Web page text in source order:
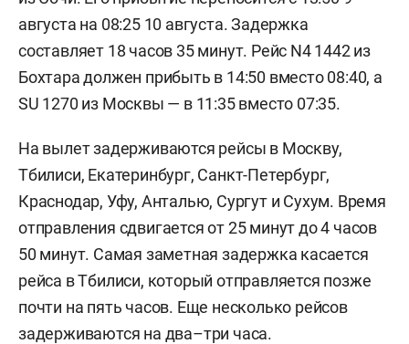
августа на 08:25 10 августа. Задержка
составляет 18 часов 35 минут. Рейс N4 1442 из
Бохтара должен прибыть в 14:50 вместо 08:40, а
SU 1270 из Москвы — в 11:35 вместо 07:35.
На вылет задерживаются рейсы в Москву,
Тбилиси, Екатеринбург, Санкт-Петербург,
Краснодар, Уфу, Анталью, Сургут и Сухум. Время
отправления сдвигается от 25 минут до 4 часов
50 минут. Самая заметная задержка касается
рейса в Тбилиси, который отправляется позже
почти на пять часов. Еще несколько рейсов
задерживаются на два–три часа.